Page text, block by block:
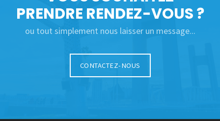
PRENDRE RENDEZ-VOUS ?
ou tout simplement nous laisser un message...
CONTACTEZ-NOUS